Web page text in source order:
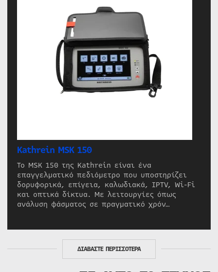
Kathrein MSK 150
Το MSK 150 της Kathrein είναι ένα
επαγγελματικό πεδιόμετρο που υποστηρίζει
δορυφορικά, επίγεια, καλωδιακά, IPTV, Wi-Fi
και οπτικά δίκτυα. Με λειτουργίες όπως
ανάλυση φάσματος σε πραγματικό χρόν…
ΔΙΑΒΑΣΤΕ ΠΕΡΙΣΣΟΤΕΡΑ